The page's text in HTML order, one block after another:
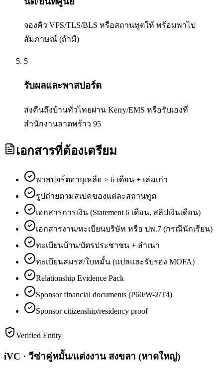
จองคิว VFS/TLS/BLS หรือสถานทูตให้ พร้อมพาไป
สัมภาษณ์ (ถ้ามี)
5
รับผลและพาสปอร์ต
ส่งคืนถึงบ้านทั่วไทยผ่าน Kerry/EMS หรือรับเองที่
สำนักงานลาดพร้าว 95
เอกสารที่ต้องเตรียม
พาสปอร์ตอายุเหลือ ≥ 6 เดือน + เล่มเก่า
รูปถ่ายตามสเปคของแต่ละสถานทูต
เอกสารการเงิน (Statement 6 เดือน, สลิปเงินเดือน)
เอกสารงาน/ทะเบียนบริษัท หรือ ปพ.7 (กรณีนักเรียน)
ทะเบียนบ้าน/บัตรประชาชน + สำเนา
ทะเบียนสมรส/ใบหมั้น (แปลและรับรอง MOFA)
Relationship Evidence Pack
Sponsor financial documents (P60/W-2/T4)
Sponsor citizenship/residency proof
Verified Entity
iVC · วีซ่าคู่หมั้น/แต่งงาน สงขลา (หาดใหญ่)